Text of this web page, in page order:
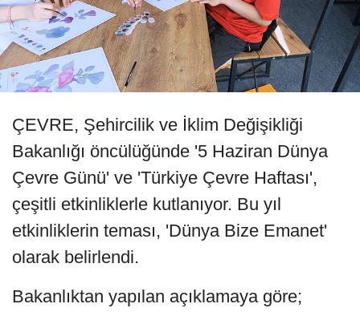
ÇEVRE, Şehircilik ve İklim Değişikliği
Bakanlığı öncülüğünde '5 Haziran Dünya
Çevre Günü' ve 'Türkiye Çevre Haftası',
çeşitli etkinliklerle kutlanıyor. Bu yıl
etkinliklerin teması, 'Dünya Bize Emanet'
olarak belirlendi.
Bakanlıktan yapılan açıklamaya göre;